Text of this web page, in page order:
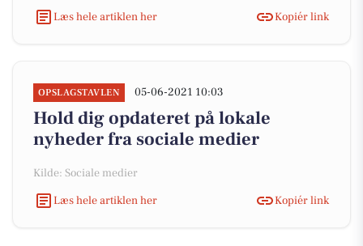
Læs hele artiklen her Kopiér link
OPSLAGSTAVLEN 05-06-2021 10:03
Hold dig opdateret på lokale
nyheder fra sociale medier
Kilde: Sociale medier
Læs hele artiklen her
Kopiér link